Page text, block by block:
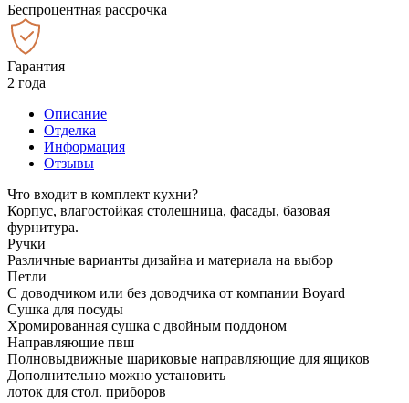
Беспроцентная рассрочка
Гарантия
2 года
Описание
Отделка
Информация
Отзывы
Что входит в комплект кухни?
Корпус, влагостойкая столешница, фасады, базовая
фурнитура.
Ручки
Различные варианты дизайна и материала на выбор
Петли
С доводчиком или без доводчика от компании Boyard
Сушка для посуды
Хромированная сушка с двойным поддоном
Направляющие пвш
Полновыдвижные шариковые направляющие для ящиков
Дополнительно можно установить
лоток для стол. приборов